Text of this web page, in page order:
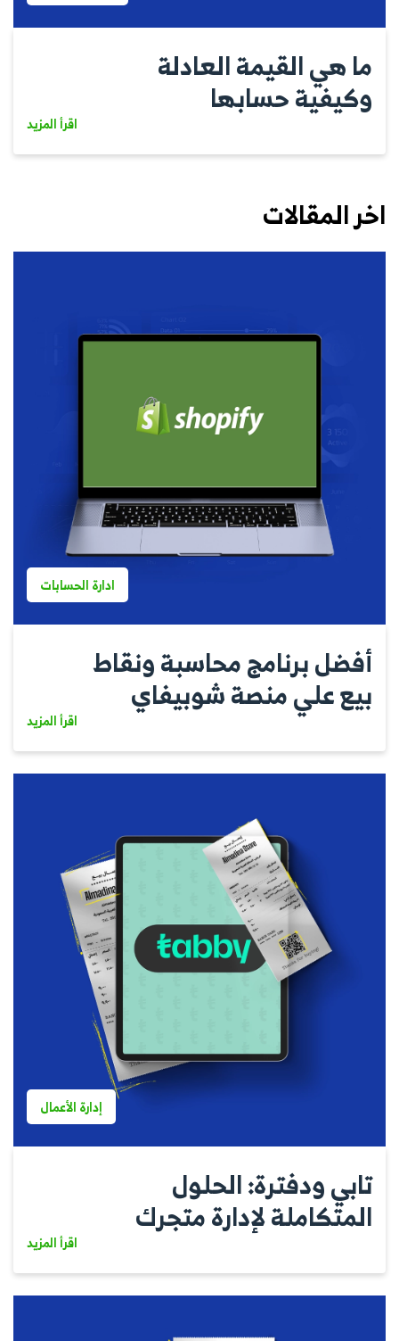
ما هي القيمة العادلة
وكيفية حسابها
اقرأ المزيد
اخر المقالات
ادارة الحسابات
أفضل برنامج محاسبة ونقاط
بيع علي منصة شوبيفاي
اقرأ المزيد
إدارة الأعمال
تابي ودفترة: الحلول
المتكاملة لإدارة متجرك
اقرأ المزيد